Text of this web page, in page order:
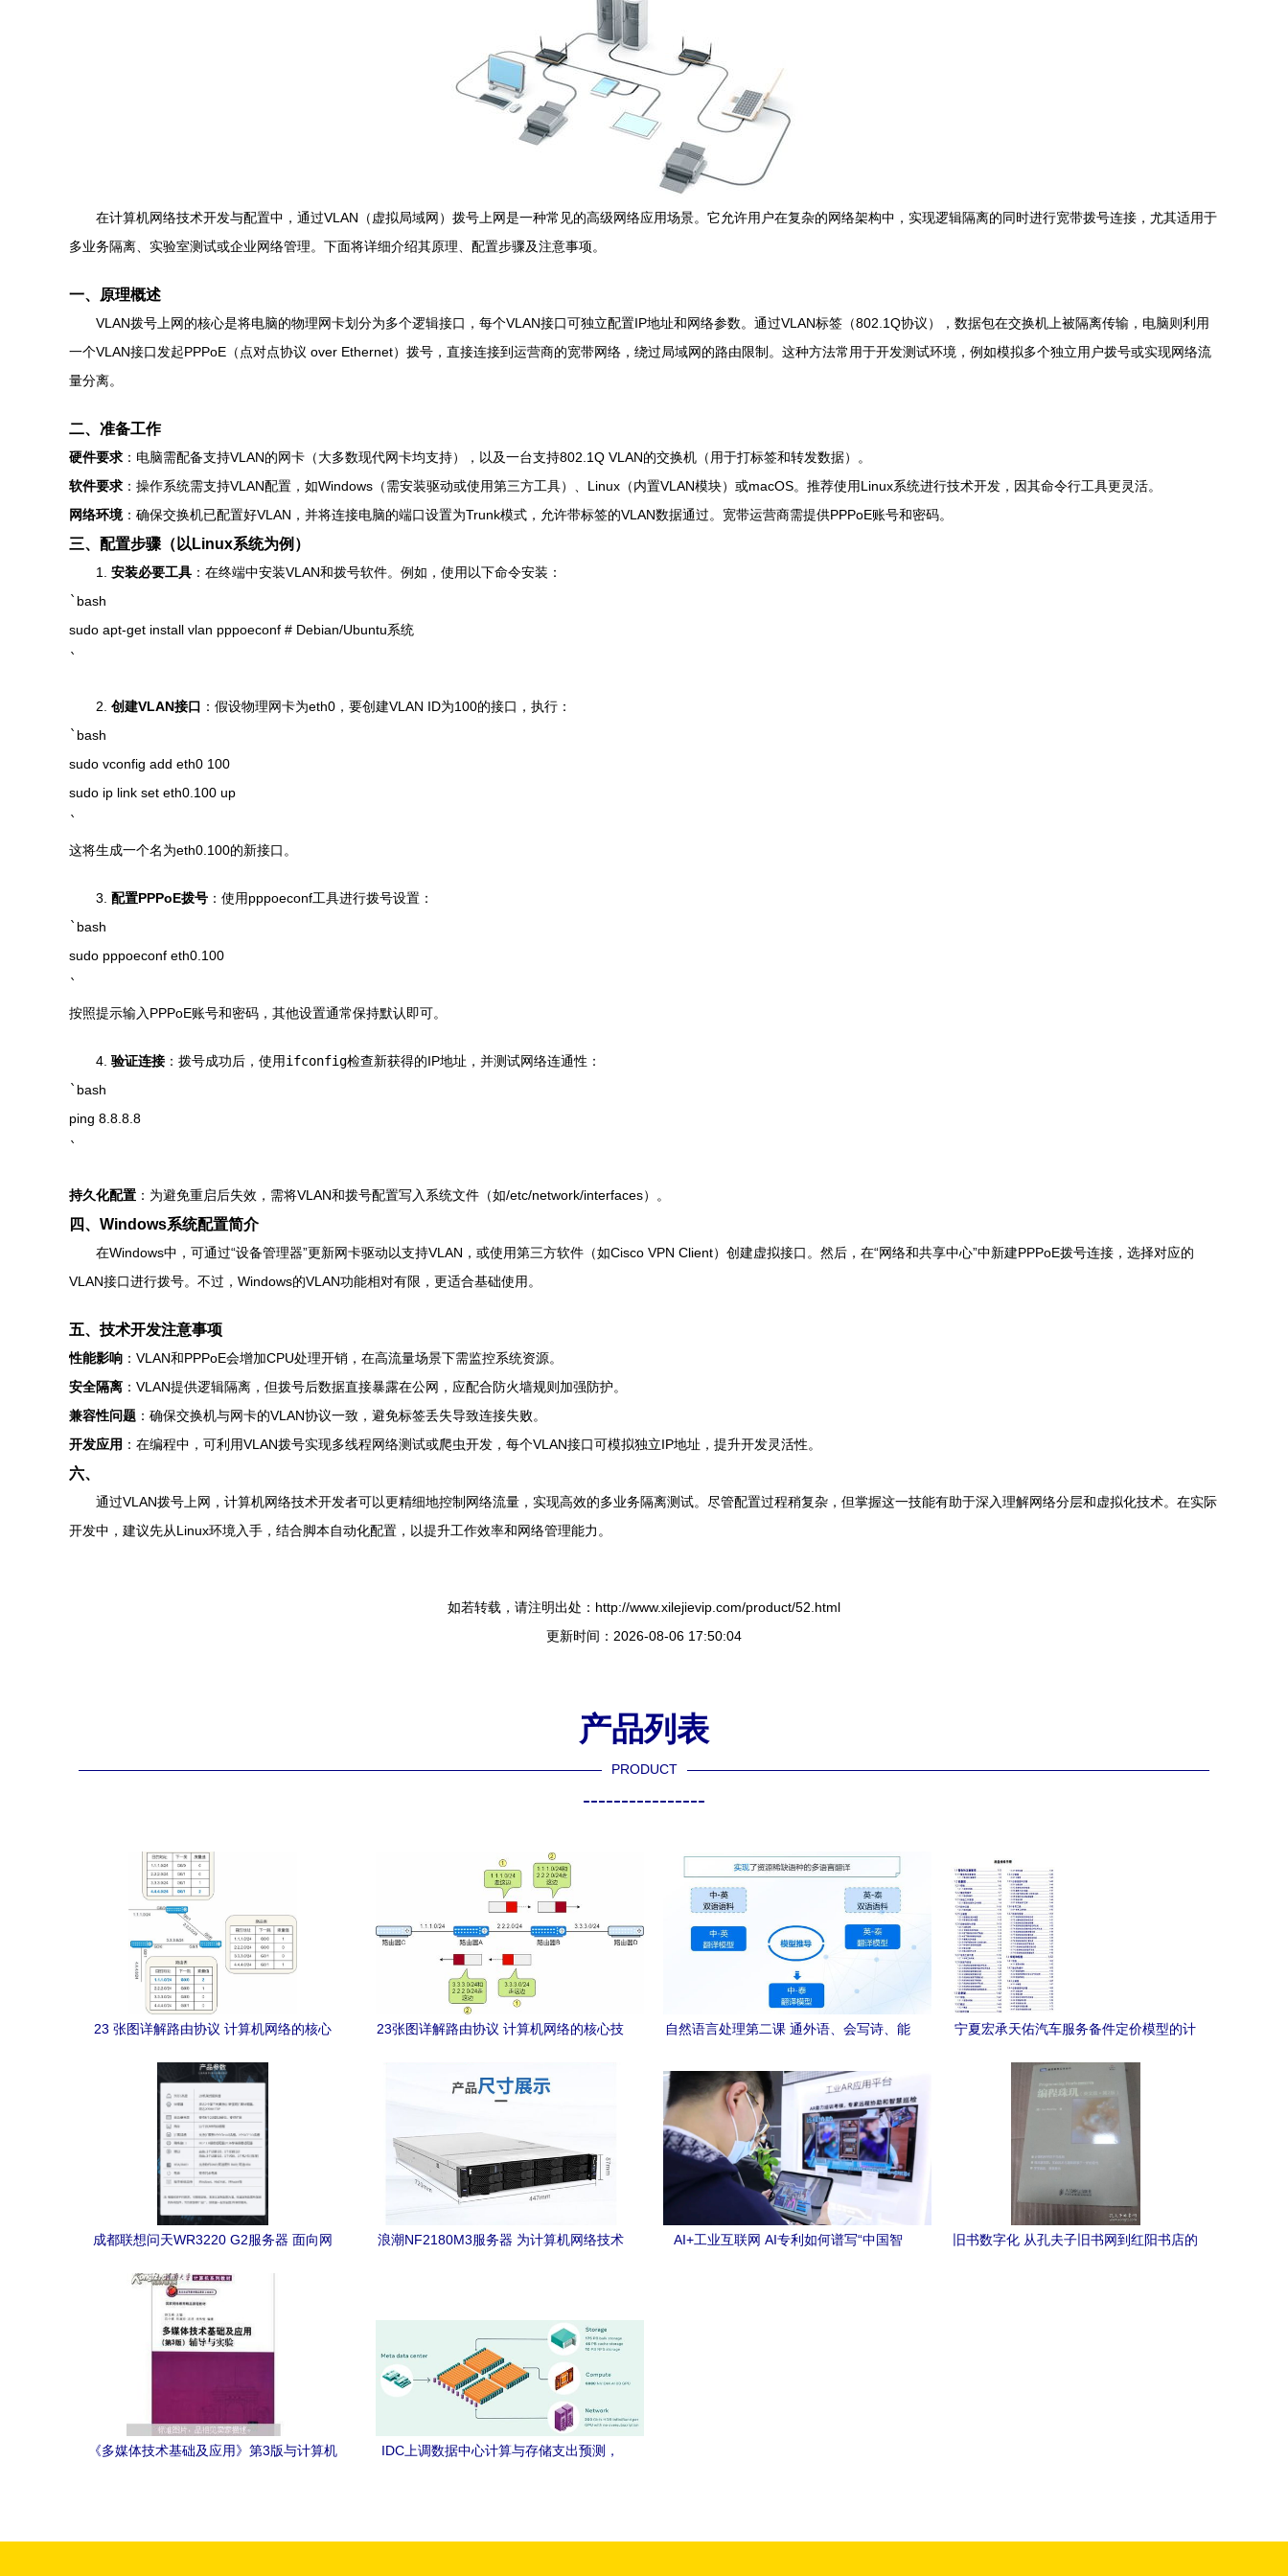
在计算机网络技术开发与配置中，通过VLAN（虚拟局域网）拨号上网是一种常见的高级网络应用场景。它允许用户在复杂的网络架构中，实现逻辑隔离的同时进行宽带拨号连接，尤其适用于
多业务隔离、实验室测试或企业网络管理。下面将详细介绍其原理、配置步骤及注意事项。
一、原理概述
VLAN拨号上网的核心是将电脑的物理网卡划分为多个逻辑接口，每个VLAN接口可独立配置IP地址和网络参数。通过VLAN标签（802.1Q协议），数据包在交换机上被隔离传输，电脑则利用
一个VLAN接口发起PPPoE（点对点协议 over Ethernet）拨号，直接连接到运营商的宽带网络，绕过局域网的路由限制。这种方法常用于开发测试环境，例如模拟多个独立用户拨号或实现网络流
量分离。
二、准备工作
硬件要求 ：电脑需配备支持VLAN的网卡（大多数现代网卡均支持），以及一台支持802.1Q VLAN的交换机（用于打标签和转发数据）。
软件要求 ：操作系统需支持VLAN配置，如Windows（需安装驱动或使用第三方工具）、Linux（内置VLAN模块）或macOS。推荐使用Linux系统进行技术开发，因其命令行工具更灵活。
网络环境：确保交换机已配置好VLAN，并将连接电脑的端口设置为Trunk模式，允许带标签的VLAN数据通过。宽带运营商需提供PPPoE账号和密码。
三、配置步骤（以Linux系统为例）
1. 安装必要工具 ：在终端中安装VLAN和拨号软件。例如，使用以下命令安装：
` bash
sudo apt-get install vlan pppoeconf # Debian/Ubuntu系统
`
2. 创建VLAN接口 ：假设物理网卡为eth0，要创建VLAN ID为100的接口，执行：
` bash
sudo vconfig add eth0 100
sudo ip link set eth0.100 up
`
这将生成一个名为eth0.100的新接口。
3. 配置PPPoE拨号 ：使用pppoeconf工具进行拨号设置：
` bash
sudo pppoeconf eth0.100
`
按照提示输入PPPoE账号和密码，其他设置通常保持默认即可。
4. 验证连接 ：拨号成功后，使用ifconfig检查新获得的IP地址，并测试网络连通性：
` bash
ping 8.8.8.8
`
持久化配置 ：为避免重启后失效，需将VLAN和拨号配置写入系统文件（如/etc/network/interfaces）。
四、Windows系统配置简介
在Windows中，可通过“设备管理器”更新网卡驱动以支持VLAN，或使用第三方软件（如Cisco VPN Client）创建虚拟接口。然后，在“网络和共享中心”中新建PPPoE拨号连接，选择对应的
VLAN接口进行拨号。不过，Windows的VLAN功能相对有限，更适合基础使用。
五、技术开发注意事项
性能影响 ：VLAN和PPPoE会增加CPU处理开销，在高流量场景下需监控系统资源。
安全隔离 ：VLAN提供逻辑隔离，但拨号后数据直接暴露在公网，应配合防火墙规则加强防护。
兼容性问题 ：确保交换机与网卡的VLAN协议一致，避免标签丢失导致连接失败。
开发应用 ：在编程中，可利用VLAN拨号实现多线程网络测试或爬虫开发，每个VLAN接口可模拟独立IP地址，提升开发灵活性。
六、
通过VLAN拨号上网，计算机网络技术开发者可以更精细地控制网络流量，实现高效的多业务隔离测试。尽管配置过程稍复杂，但掌握这一技能有助于深入理解网络分层和虚拟化技术。在实际
开发中，建议先从Linux环境入手，结合脚本自动化配置，以提升工作效率和网络管理能力。
如若转载，请注明出处：http://www.xilejievip.com/product/52.html
更新时间：2026-08-06 17:50:04
产品列表
PRODUCT
----------------
23 张图详解路由协议 计算机网络的核心
23张图详解路由协议 计算机网络的核心技
自然语言处理第二课 通外语、会写诗、能
网络技术开发视角
宁夏宏承天佑汽车服务备件定价模型的计
成都联想问天WR3220 G2服务器 面向网
浪潮NF2180M3服务器 为计算机网络技术
AI+工业互联网 AI专利如何谱写“中国智
旧书数字化 从孔夫子旧书网到红阳书店的
《多媒体技术基础及应用》第3版与计算机
IDC上调数据中心计算与存储支出预测，